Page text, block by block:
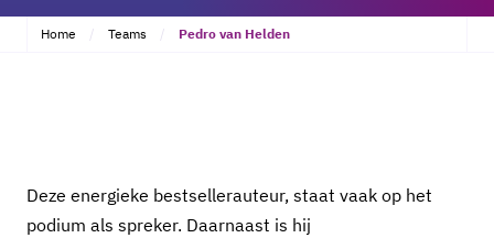
Home Teams Pedro van Helden
Deze energieke bestsellerauteur, staat vaak op het
podium als spreker. Daarnaast is hij